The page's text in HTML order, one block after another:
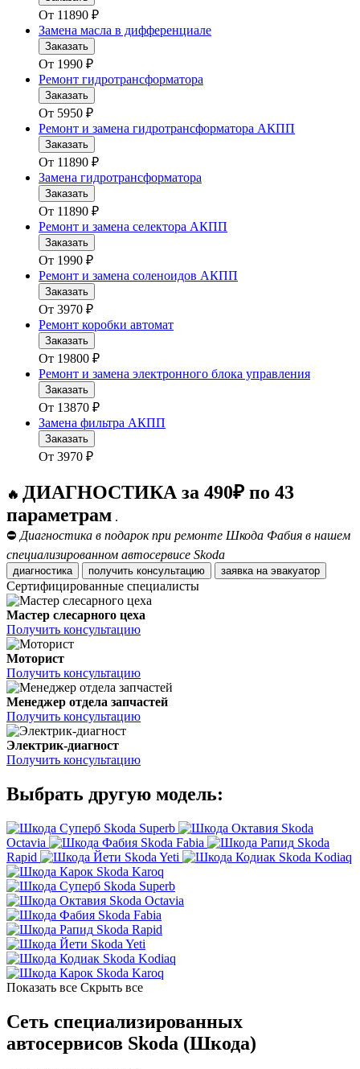
От 11890 ₽
Замена масла в дифференциале
Заказать
От 1990 ₽
Ремонт гидротрансформатора
Заказать
От 5950 ₽
Ремонт и замена гидротрансформатора АКПП
Заказать
От 11890 ₽
Замена гидротрансформатора
Заказать
От 11890 ₽
Ремонт и замена селектора АКПП
Заказать
От 1990 ₽
Ремонт и замена соленоидов АКПП
Заказать
От 3970 ₽
Ремонт коробки автомат
Заказать
От 19800 ₽
Ремонт и замена электронного блока управления
Заказать
От 13870 ₽
Замена фильтра АКПП
Заказать
От 3970 ₽
🔥 ДИАГНОСТИКА за 490₽ по 43
параметрам .
⛔ Диагностика в подарок при ремонте Шкода Фабия в нашем
специализированном автосервисе Skoda
диагностика получить консультацию заявка на эвакуатор
Сертифицированные специалисты
Мастер слесарного цеха
Получить консультацию
Моторист
Получить консультацию
Менеджер отдела запчастей
Получить консультацию
Электрик-диагност
Получить консультацию
Выбрать другую модель:
Skoda Superb
Skoda
Octavia
Skoda Fabia
Skoda
Rapid
Skoda Yeti
Skoda Kodiaq
Skoda Karoq
Skoda Superb
Skoda Octavia
Skoda Fabia
Skoda Rapid
Skoda Yeti
Skoda Kodiaq
Skoda Karoq
Показать все Скрыть все
Сеть специализированных
автосервисов Skoda (Шкода)